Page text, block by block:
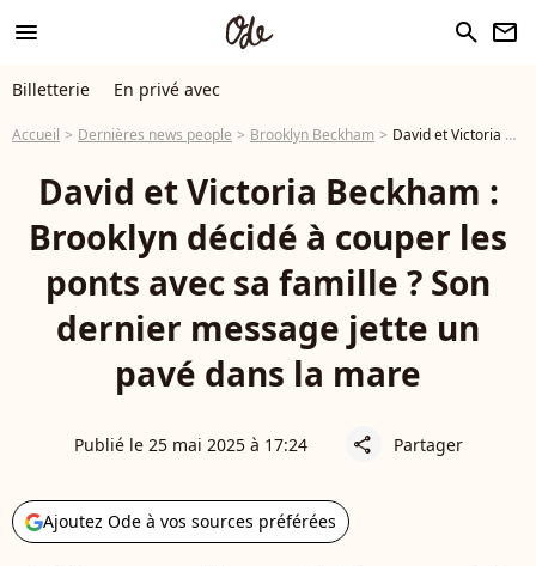
menu search newsletter
Billetterie En privé avec
Accueil Dernières news people Brooklyn Beckham David et Victoria Beckham : Brooklyn décidé à couper les ponts avec sa famille ? Son dernier message jette un pavé dans la mare
David et Victoria Beckham :
Brooklyn décidé à couper les
ponts avec sa famille ? Son
dernier message jette un
pavé dans la mare
Publié le 25 mai 2025 à 17:24 share Partager
Ajoutez Ode à vos sources préférées